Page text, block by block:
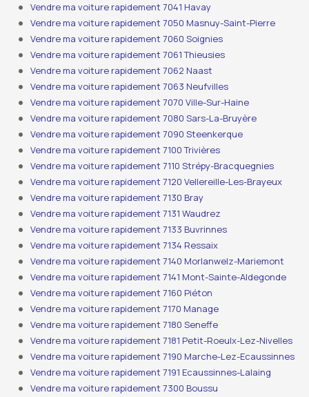
Vendre ma voiture rapidement 7041 Havay
Vendre ma voiture rapidement 7050 Masnuy-Saint-Pierre
Vendre ma voiture rapidement 7060 Soignies
Vendre ma voiture rapidement 7061 Thieusies
Vendre ma voiture rapidement 7062 Naast
Vendre ma voiture rapidement 7063 Neufvilles
Vendre ma voiture rapidement 7070 Ville-Sur-Haine
Vendre ma voiture rapidement 7080 Sars-La-Bruyère
Vendre ma voiture rapidement 7090 Steenkerque
Vendre ma voiture rapidement 7100 Trivières
Vendre ma voiture rapidement 7110 Strépy-Bracquegnies
Vendre ma voiture rapidement 7120 Vellereille-Les-Brayeux
Vendre ma voiture rapidement 7130 Bray
Vendre ma voiture rapidement 7131 Waudrez
Vendre ma voiture rapidement 7133 Buvrinnes
Vendre ma voiture rapidement 7134 Ressaix
Vendre ma voiture rapidement 7140 Morlanwelz-Mariemont
Vendre ma voiture rapidement 7141 Mont-Sainte-Aldegonde
Vendre ma voiture rapidement 7160 Piéton
Vendre ma voiture rapidement 7170 Manage
Vendre ma voiture rapidement 7180 Seneffe
Vendre ma voiture rapidement 7181 Petit-Roeulx-Lez-Nivelles
Vendre ma voiture rapidement 7190 Marche-Lez-Ecaussinnes
Vendre ma voiture rapidement 7191 Ecaussinnes-Lalaing
Vendre ma voiture rapidement 7300 Boussu